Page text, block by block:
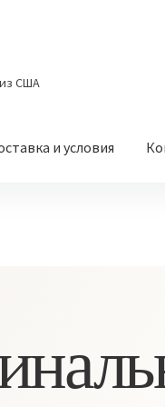
из США
и условия